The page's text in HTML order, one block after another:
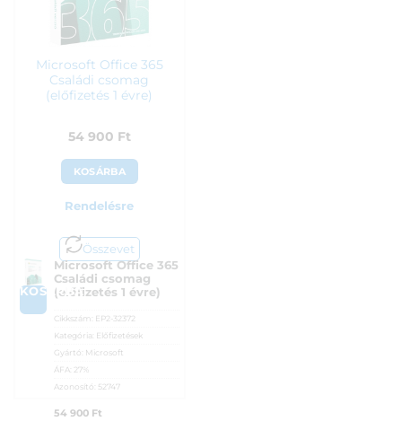
Microsoft Office 365
Családi csomag
(előfizetés 1 évre)
54 900 Ft
KOSÁRBA
Rendelésre
Összevet
KOSÁRBA
Microsoft Office 365
Családi csomag
(előfizetés 1 évre)
Cikkszám: EP2-32372
Kategória: Előfizetések
Gyártó: Microsoft
ÁFA: 27%
Azonosító: 52747
54 900 Ft